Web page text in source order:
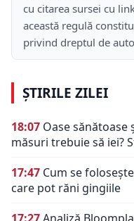
cu citarea sursei cu
această regulă
privind dreptul de
ȘTIRILE ZILEI
18:07 Oase sănătoase
măsuri trebuie să iei?
17:47 Cum se
care pot răni gingiile